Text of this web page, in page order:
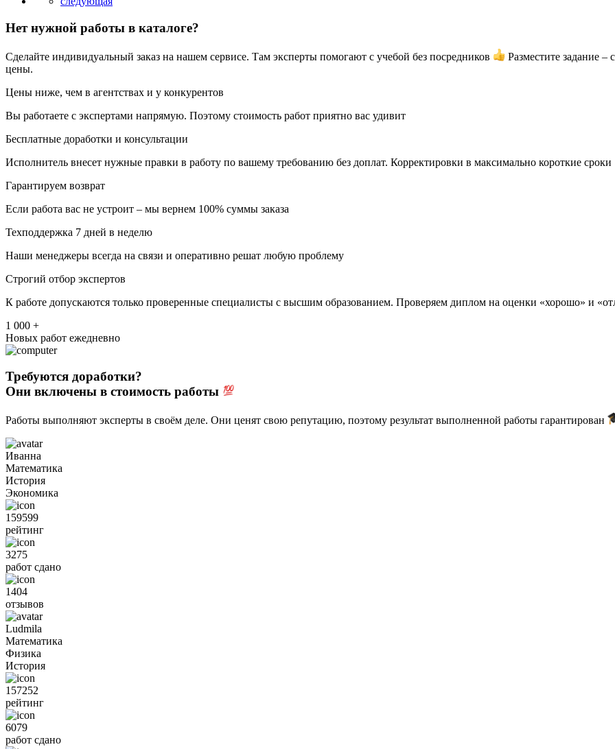
Нет нужной работы в каталоге?
Сделайте индивидуальный заказ на нашем сервисе. Там эксперты помогают с учебой без посредников
Разместите задание –
цены.
Цены ниже, чем в агентствах и у конкурентов
Вы работаете с экспертами напрямую. Поэтому стоимость работ приятно вас удивит
Бесплатные доработки и консультации
Исполнитель внесет нужные правки в работу по вашему требованию без доплат. Корректировки в максимально короткие сроки
Гарантируем возврат
Если работа вас не устроит – мы вернем 100% суммы заказа
Техподдержка 7 дней в неделю
Наши менеджеры всегда на связи и оперативно решат любую проблему
Строгий отбор экспертов
К работе допускаются только проверенные специалисты с высшим образованием. Проверяем диплом на оценки «хорошо» и
1 000 +
Новых работ ежедневно
Требуются доработки?
Они включены в стоимость работы
Работы выполняют эксперты в своём деле. Они ценят свою репутацию, поэтому результат выполненной работы гарантирован
Иванна
Математика
История
Экономика
159599
рейтинг
3275
работ сдано
1404
отзывов
Ludmila
Математика
Физика
История
157252
рейтинг
6079
работ сдано